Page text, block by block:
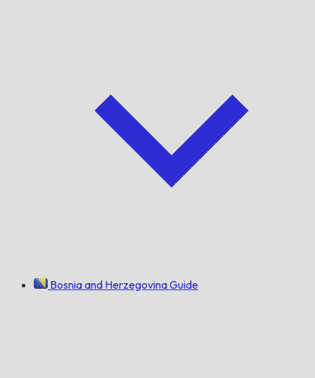
Bosnia and Herzegovina Guide